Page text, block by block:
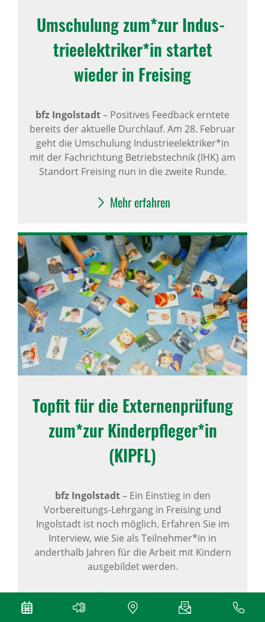
Umschu­lung zum*zur Indus­
trie­elek­triker*in startet
wieder in Frei­sing
bfz Ingolstadt– Positives Feedback erntete
bereits der aktuelle Durchlauf. Am 28. Februar
geht die Umschulung Industrieelektriker*in
mit der Fachrichtung Betriebstechnik (IHK) am
Standort Freising nun in die zweite Runde.
Mehr erfahren
Topfit für die Exter­nen­prü­fung
zum*zur Kinder­pfleger*in
(KIPFL)
bfz Ingolstadt–Ein Einstieg in den
Vorbereitungs-Lehrgang in Freising und
Ingolstadt ist noch möglich. Erfahren Sie im
Interview, wie Sie als Teilnehmer*in in
anderthalb Jahren für die Arbeit mit Kindern
ausgebildet werden.
Mehr erfahren